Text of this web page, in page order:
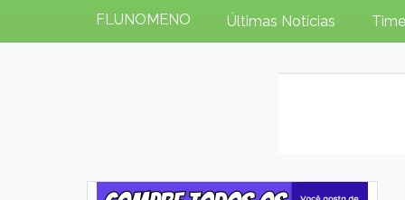
FLUNOMENO Últimas Notícias